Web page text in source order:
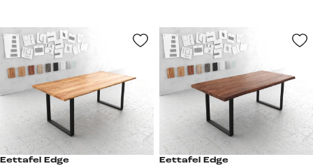
Eettafel Edge Eettafel Edge